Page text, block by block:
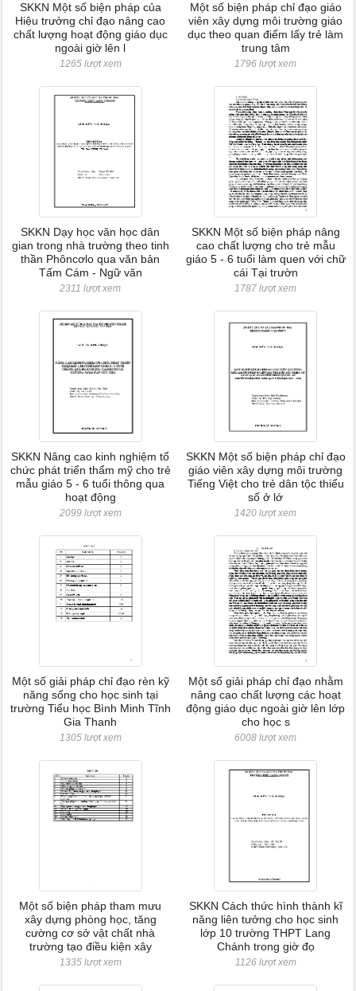
SKKN Một số biện pháp của
Hiệu trưởng chỉ đạo nâng cao
chất lượng hoạt động giáo dục
ngoài giờ lên l
1265 lượt xem
Một số biện pháp chỉ đạo giáo
viên xây dựng môi trường giáo
dục theo quan điểm lấy trẻ làm
trung tâm
1796 lượt xem
SKKN Dạy học văn học dân
gian trong nhà trường theo tinh
thần Phôncơlo qua văn bản
Tấm Cám - Ngữ văn
2311 lượt xem
SKKN Một số biện pháp nâng
cao chất lượng cho trẻ mẫu
giáo 5 - 6 tuổi làm quen với chữ
cái Tại trườn
1787 lượt xem
SKKN Nâng cao kinh nghiệm tổ
chức phát triển thẩm mỹ cho trẻ
mẫu giáo 5 - 6 tuổi thông qua
hoạt động
2099 lượt xem
SKKN Một số biện pháp chỉ đạo
giáo viên xây dựng môi trường
Tiếng Việt cho trẻ dân tộc thiểu
số ở lớ
1420 lượt xem
Một số giải pháp chỉ đạo rèn kỹ
năng sống cho học sinh tại
trường Tiểu học Bình Minh Tĩnh
Gia Thanh
1305 lượt xem
Một số giải pháp chỉ đạo nhằm
nâng cao chất lượng các hoạt
động giáo dục ngoài giờ lên lớp
cho học s
6008 lượt xem
Một số biện pháp tham mưu
xây dựng phòng học, tăng
cường cơ sở vật chất nhà
trường tạo điều kiện xây
1335 lượt xem
SKKN Cách thức hình thành kĩ
năng liên tưởng cho học sinh
lớp 10 trường THPT Lang
Chánh trong giờ đọ
1126 lượt xem